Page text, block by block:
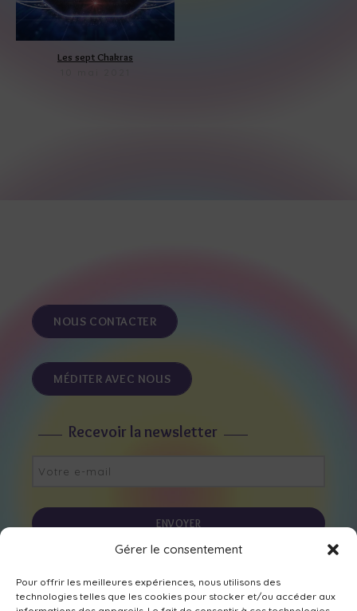
Gérer le consentement
Pour offrir les meilleures expériences, nous utilisons des
technologies telles que les cookies pour stocker et/ou accéder aux
Les sept Chakras
NOUS CONTACTER
MÉDITER AVEC NOUS
Recevoir la newsletter